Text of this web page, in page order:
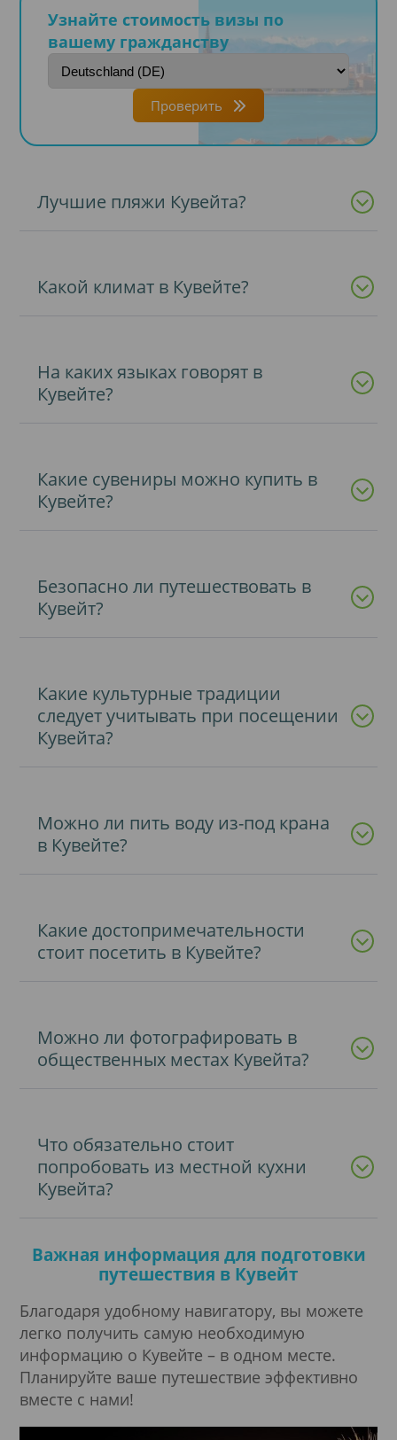
Узнайте стоимость визы по
вашему гражданству
Проверить
Лучшие пляжи Кувейта?
Какой климат в Кувейте?
На каких языках говорят в
Кувейте?
Какие сувениры можно купить в
Кувейте?
Безопасно ли путешествовать в
Кувейт?
Какие культурные традиции
следует учитывать при посещении
Кувейта?
Можно ли пить воду из-под крана
в Кувейте?
Какие достопримечательности
стоит посетить в Кувейте?
Можно ли фотографировать в
общественных местах Кувейта?
Что обязательно стоит
попробовать из местной кухни
Кувейта?
Важная информация для подготовки
путешествия в Кувейт
Благодаря удобному навигатору, вы можете
легко получить самую необходимую
информацию о Кувейте – в одном месте.
Планируйте ваше путешествие эффективно
вместе с нами!